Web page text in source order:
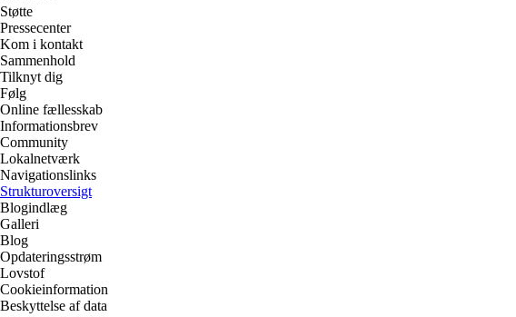
Støtte
Pressecenter
Kom i kontakt
Sammenhold
Tilknyt dig
Følg
Online fællesskab
Informationsbrev
Community
Lokalnetværk
Navigationslinks
Strukturoversigt
Blogindlæg
Galleri
Blog
Opdateringsstrøm
Lovstof
Cookieinformation
Beskyttelse af data